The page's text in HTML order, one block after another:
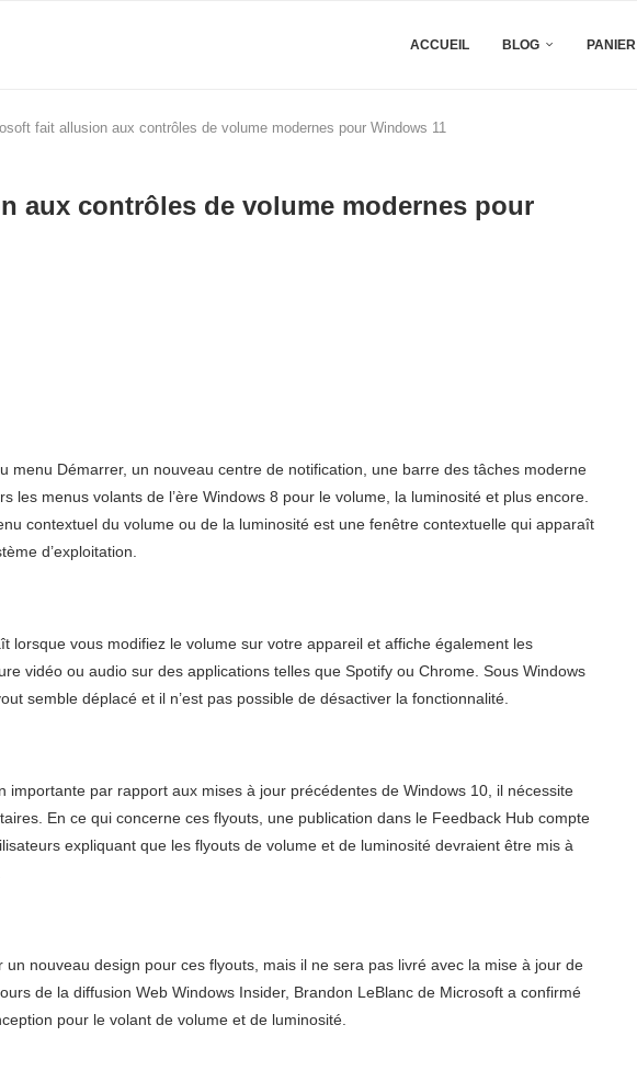
ACCUEIL BLOG PANIER
fait allusion aux contrôles de volume modernes pour Windows 11
aux contrôles de volume modernes pour
menu Démarrer, un nouveau centre de notification, une barre des tâches moderne
les menus volants de l’ère Windows 8 pour le volume, la luminosité et plus encore.
contextuel du volume ou de la luminosité est une fenêtre contextuelle qui apparaît
d’exploitation.
lorsque vous modifiez le volume sur votre appareil et affiche également les
vidéo ou audio sur des applications telles que Spotify ou Chrome. Sous Windows
semble déplacé et il n’est pas possible de désactiver la fonctionnalité.
importante par rapport aux mises à jour précédentes de Windows 10, il nécessite
En ce qui concerne ces flyouts, une publication dans le Feedback Hub compte
expliquant que les flyouts de volume et de luminosité devraient être mis à
nouveau design pour ces flyouts, mais il ne sera pas livré avec la mise à jour de
de la diffusion Web Windows Insider, Brandon LeBlanc de Microsoft a confirmé
pour le volant de volume et de luminosité.